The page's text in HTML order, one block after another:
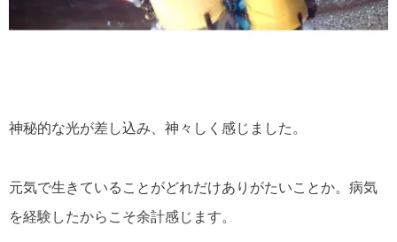
神秘的な光が差し込み、神々しく感じました。
元気で生きていることがどれだけありがたいことか。病気
を経験したからこそ余計感じます。